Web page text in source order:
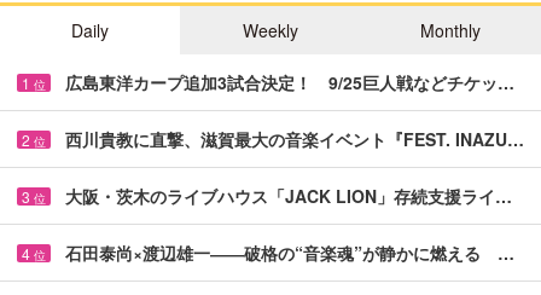
Daily
Weekly Monthly
1 位 広島東洋カープ追加3試合決定！ 9/25巨人戦などチケッ…
2 位 西川貴教に直撃、滋賀最大の音楽イベント『FEST. INAZU…
3 位 大阪・茨木のライブハウス「JACK LION」存続支援ライ…
4 位 石田泰尚×渡辺雄一――破格の“音楽魂”が静かに燃える …